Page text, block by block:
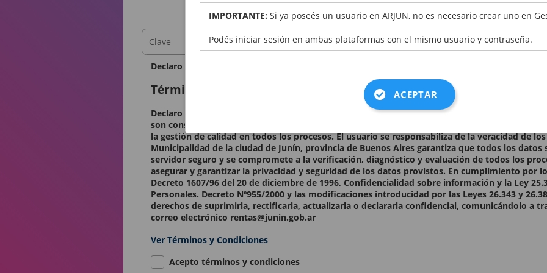
OBTENER CÓDIGO
Declaro bajo juramento que los datos consignados en el presente formulario son auténticos.
Términos y condiciones
Declaro conocer y aceptar lo establecido en la presente Declaración Jurada. Los datos
son considerados confidenciales y serán incorporados a la base de datos del Municipio
la gestión de calidad en todos los procesos. El usuario se responsabiliza de la veracidad de
Municipalidad de la ciudad de Junín, provincia de Buenos Aires garantiza que todos los
servidor seguro y se compromete a la verificación, diagnóstico y evaluación de todos los
asegurar y garantizar la privacidad y seguridad de los datos provistos. En cumplimiento por
Decreto 1607/96 del 20 de diciembre de 1996, Confidencialidad sobre información y la Ley
Personales. Decreto Nº955/2000 y las modificaciones introducidad por las Leyes 26.343 y
derechos de suprimirla, rectificarla, actualizarla o declararla confidencial, comunicándolo a
correo electrónico rentas@junin.gob.ar
Ver Términos y Condiciones
Acepto términos y condiciones
IMPORTANTE: Si ya poseés un usuario en ARJUN, no es necesario crear uno en
Podés iniciar sesión en ambas plataformas con el mismo usuario y contraseña.
ACEPTAR